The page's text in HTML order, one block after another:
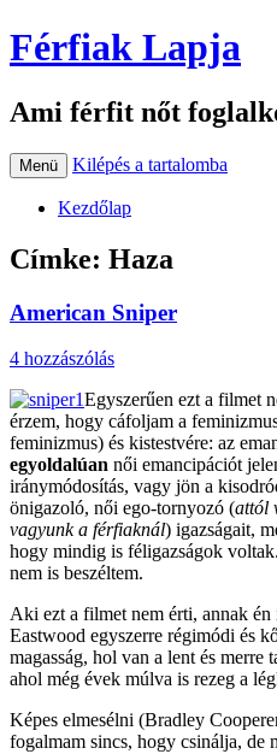
Férfiak Lapja
Ami férfit nőt
Menü Kilépés a tartalomba
Kezdőlap
Címke: Haza
American Sniper
4 hozzászólás
Egyszerűen ezt a filmet
érzem, hogy cáfoljam a
feminizmus) és kistestvére: az
egyoldalúan női emancipációt
iránymódosítás, vagy jön a
önigazoló, női ego-tornyozó (attól
vagyunk a férfiaknál) igazságait,
hogy mindig is féligazságok
nem is beszéltem.
Aki ezt a filmet nem érti, annak
Eastwood egyszerre régimódi és
magasság, hol van a lent és merre
ahol még évek múlva is rezeg a
Képes elmesélni (Bradley
fogalmam sincs, hogy csinálja, de